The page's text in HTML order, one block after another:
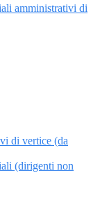
amministrativi di
di vertice (da
(dirigenti non